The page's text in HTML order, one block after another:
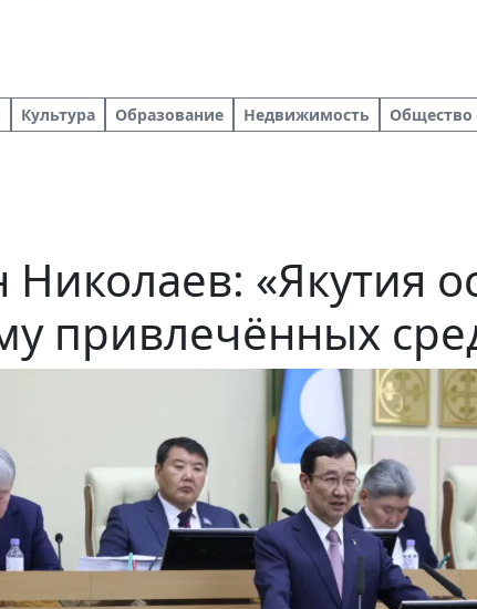
Культура Образование Недвижимость Общество
Николаев: «Якутия
привлечённых